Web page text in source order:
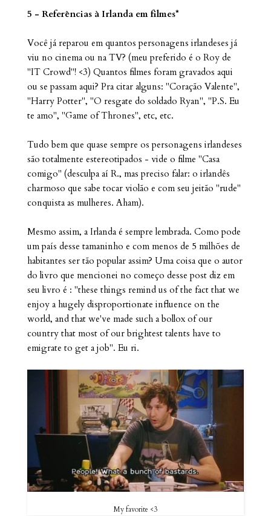
5 - Referências à Irlanda em filmes*
Você já reparou em quantos personagens irlandeses já
viu no cinema ou na TV? (meu preferido é o Roy de
"IT Crowd"! <3) Quantos filmes foram gravados aqui
ou se passam aqui? Pra citar alguns: "Coração Valente",
"Harry Potter", "O resgate do soldado Ryan", "P.S. Eu
te amo", "Game of Thrones", etc, etc.
Tudo bem que quase sempre os personagens irlandeses
são totalmente estereotipados - vide o filme "Casa
comigo" (desculpa aí R., mas preciso falar: o irlandês
charmoso que sabe tocar violão e com seu jeitão "rude"
conquista as mulheres. Aham).
Mesmo assim, a Irlanda é sempre lembrada. Como pode
um país desse tamaninho e com menos de 5 milhões de
habitantes ser tão popular assim? Uma coisa que o autor
do livro que mencionei no começo desse post diz em
seu livro é : "these things remind us of the fact that we
enjoy a hugely disproportionate influence on the
world, and that we've made such a bollox of our
country that most of our brightest talents have to
emigrate to get a job". Eu ri.
My favorite <3